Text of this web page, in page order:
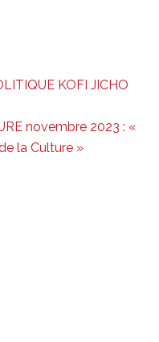
KOFI JICHO
novembre 2023 : «
la Culture »